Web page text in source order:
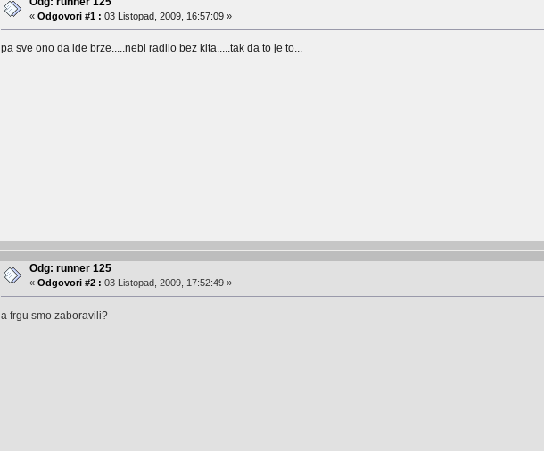
«Odgovori #1 : 03 Listopad, 2009, 16:57:09 »
pa sve ono da ide brze.....nebi radilo bez kita.....tak da to je to...
Odg: runner 125
«Odgovori #2 : 03 Listopad, 2009, 17:52:49 »
a frgu smo zaboravili?